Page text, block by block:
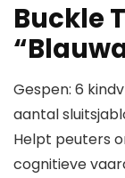
Buckle
Gespen: 6
aantal
Helpt peuters
cognitieve